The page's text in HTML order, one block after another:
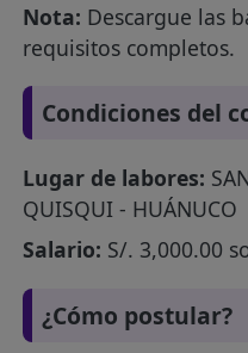
Nota: Descargue las
requisitos completos.
Condiciones del
Lugar de labores:
QUISQUI - HUÁNUCO
Salario: S/. 3,000.00
¿Cómo postular?